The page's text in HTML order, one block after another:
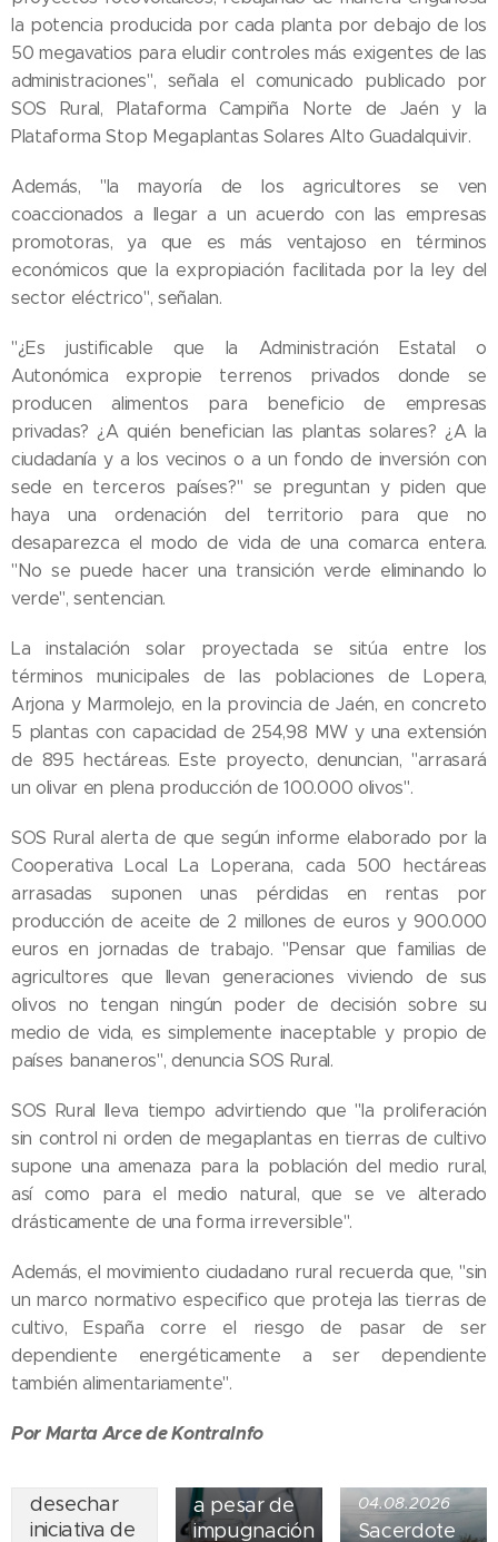
la potencia producida por cada planta por debajo de los
50 megavatios para eludir controles más exigentes de las
administraciones", señala el comunicado publicado por
SOS Rural, Plataforma Campiña Norte de Jaén y la
Plataforma Stop Megaplantas Solares Alto Guadalquivir.
Además, "la mayoría de los agricultores se ven
coaccionados a llegar a un acuerdo con las empresas
promotoras, ya que es más ventajoso en términos
económicos que la expropiación facilitada por la ley del
sector eléctrico", señalan.
"¿Es justificable que la Administración Estatal o
Autonómica expropie terrenos privados donde se
producen alimentos para beneficio de empresas
privadas? ¿A quién benefician las plantas solares? ¿A la
ciudadanía y a los vecinos o a un fondo de inversión con
sede en terceros países?" se preguntan y piden que
haya una ordenación del territorio para que no
desaparezca el modo de vida de una comarca entera.
"No se puede hacer una transición verde eliminando lo
verde", sentencian.
La instalación solar proyectada se sitúa entre los
términos municipales de las poblaciones de Lopera,
Arjona y Marmolejo, en la provincia de Jaén, en concreto
5 plantas con capacidad de 254,98 MW y una extensión
de 895 hectáreas. Este proyecto, denuncian, "arrasará
un olivar en plena producción de 100.000 olivos".
SOS Rural alerta de que según informe elaborado por la
Cooperativa Local La Loperana, cada 500 hectáreas
arrasadas suponen unas pérdidas en rentas por
producción de aceite de 2 millones de euros y 900.000
euros en jornadas de trabajo. "Pensar que familias de
agricultores que llevan generaciones viviendo de sus
olivos no tengan ningún poder de decisión sobre su
medio de vida, es simplemente inaceptable y propio de
países bananeros", denuncia SOS Rural.
SOS Rural lleva tiempo advirtiendo que "la proliferación
sin control ni orden de megaplantas en tierras de cultivo
supone una amenaza para la población del medio rural,
así como para el medio natural, que se ve alterado
drásticamente de una forma irreversible".
Además, el movimiento ciudadano rural recuerda que, "sin
un marco normativo especifico que proteja las tierras de
cultivo, España corre el riesgo de pasar de ser
dependiente energéticamente a ser dependiente
también alimentariamente".
Por Marta Arce de KontraInfo
Piden
desechar
iniciativa de
05.08.2026
Ley del
suicidio
entra en
a pesar de
impugnación
04.08.2026
Sacerdote